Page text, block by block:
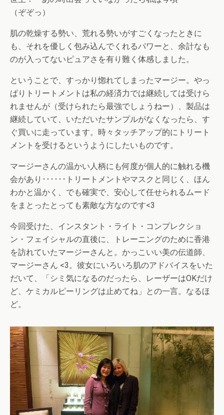
（ぞぞっ）
肌の乾燥する勢い、荒れる勢いがすごくなったときに
も、それを優しく包み込んでくれるパワーと、余計なも
のが入ってないピュアさを有り難く体感しました。
ということで、すっかり惚れてしまったマージー。やっ
ぱりトリートメントは私の経済力では継続しては受けら
れませんが（受けられたら最強でしょうねー）、製品は
継続していて、いただいたサンプルがなくなったら、す
ぐ買いに走っています。時々タッチアップ的にトリート
メントを受けるというようにしたいものです。
マージーさんの温かい人柄にも何度が個人的に触れる機
会があり･･････トリートメントやマスクと同じく、ほん
わかと温かく、でも確実で、安心して任せられるムード
をまとったとっても素敵な方なのです<3
今回受けた、インスタント・ライト・コンプレクショ
ン・フェイシャルの直後に、トレーニングのために香港
を訪れていたマージーさんと。かっこいい美の伝道師、
マージーさん <3。彼女にいろいろ肌のアドバイスをいた
だいて、「シミ気になるのだったら、レーザーはOKだけ
ど、ケミカルピーリングは止めてね」との一言。なるほ
ど。